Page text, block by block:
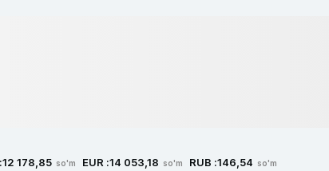
12 178,85 so'm EUR :14 053,18 so'm RUB :146,54 so'm